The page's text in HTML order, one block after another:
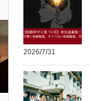
2026/7/31